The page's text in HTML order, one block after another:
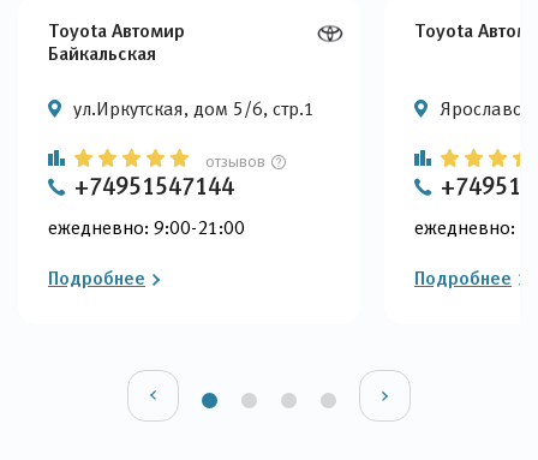
Toyota Автомир
Байкальская
ул.Иркутская, дом 5/6, стр.1
отзывов
+74951547144
ежедневно: 9:00-21:00
Подробнее
Toyota
ежедневно:
Подробнее